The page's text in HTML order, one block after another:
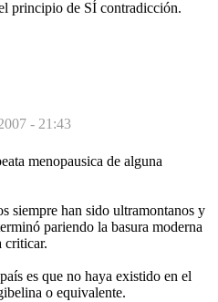
principio de SÍ contradicción.
- 21:43
menopausica de alguna
siempre han sido ultramontanos y
pariendo la basura moderna
criticar.
es que no haya existido en el
o equivalente.